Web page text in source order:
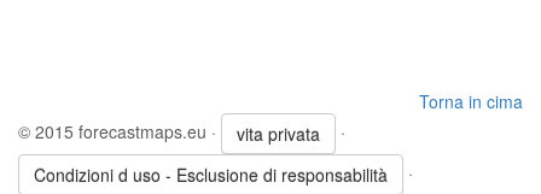
Torna in cima
© 2015 forecastmaps.eu ·
vita privata
·
Condizioni d uso - Esclusione di responsabilità
·